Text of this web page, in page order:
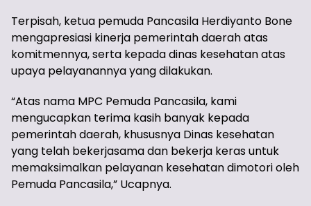
Terpisah, ketua pemuda Pancasila Herdiyanto Bone
mengapresiasi kinerja pemerintah daerah atas
komitmennya, serta kepada dinas kesehatan atas
upaya pelayanannya yang dilakukan.
“Atas nama MPC Pemuda Pancasila, kami
mengucapkan terima kasih banyak kepada
pemerintah daerah, khususnya Dinas kesehatan
yang telah bekerjasama dan bekerja keras untuk
memaksimalkan pelayanan kesehatan dimotori oleh
Pemuda Pancasila,” Ucapnya.